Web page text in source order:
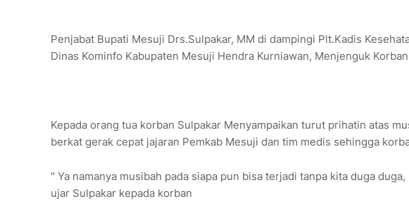
Penjabat Bupati Mesuji Drs.Sulpakar, MM di dampingi Plt.Kadis
Dinas Kominfo Kabupaten Mesuji Hendra Kurniawan, Menjenguk
Kepada orang tua korban Sulpakar Menyampaikan turut prihatin atas
berkat gerak cepat jajaran Pemkab Mesuji dan tim medis sehingga
" Ya namanya musibah pada siapa pun bisa terjadi tanpa kita duga
ujar Sulpakar kepada korban